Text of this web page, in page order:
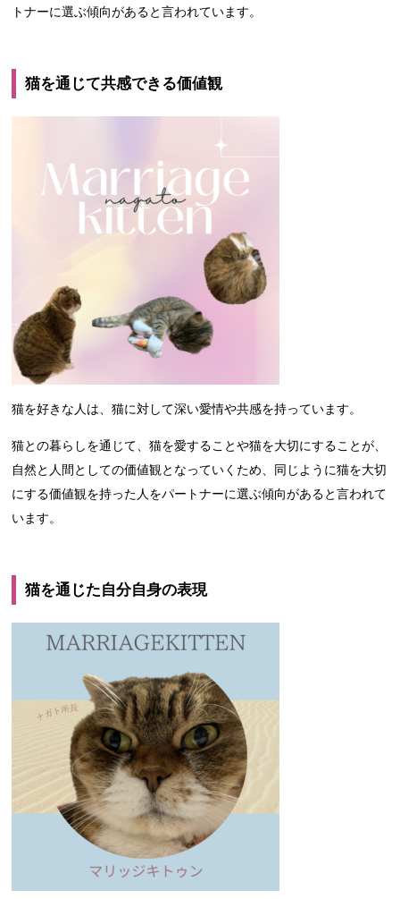
トナーに選ぶ傾向があると言われています。
猫を通じて共感できる価値観
猫を好きな人は、猫に対して深い愛情や共感を持っています。
猫との暮らしを通じて、猫を愛することや猫を大切にすることが、
自然と人間としての価値観となっていくため、同じように猫を大切
にする価値観を持った人をパートナーに選ぶ傾向があると言われて
います。
猫を通じた自分自身の表現